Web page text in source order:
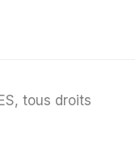
tous droits